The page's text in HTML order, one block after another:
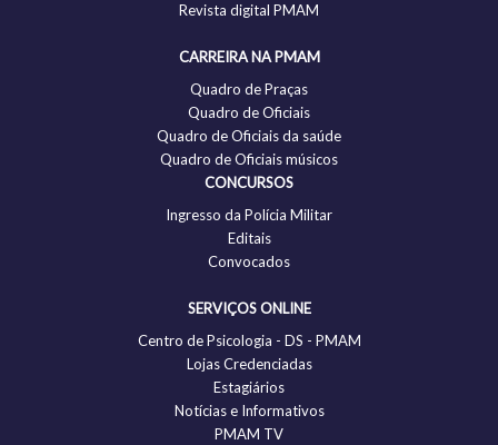
Revista digital PMAM
CARREIRA NA PMAM
Quadro de Praças
Quadro de Oficiais
Quadro de Oficiais da saúde
Quadro de Oficiais músicos
CONCURSOS
Ingresso da Polícia Militar
Editais
Convocados
SERVIÇOS ONLINE
Centro de Psicologia - DS - PMAM
Lojas Credenciadas
Estagiários
Notícias e Informativos
PMAM TV